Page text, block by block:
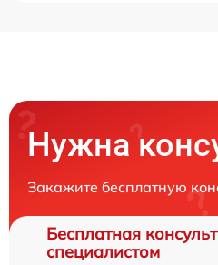
Нужна
Закажите бесплатную
Бесплатная
специалистом